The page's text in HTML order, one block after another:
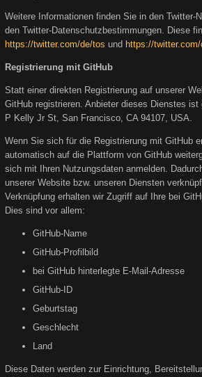
Weitere Informationen finden Sie in den Twitter-
den Twitter-Datenschutzbestimmungen. Diese
https://twitter.com/de/tos und https://
Registrierung mit GitHub
Statt einer direkten Registrierung auf unserer
GitHub registrieren. Anbieter dieses Dienstes
P Kelly Jr St, San Francisco, CA 94107, USA.
Wenn Sie sich für die Registrierung mit GitHub
automatisch auf die Plattform von GitHub
sich mit Ihren Nutzungsdaten anmelden.
unserer Website bzw. unseren Diensten
Verknüpfung erhalten wir Zugriff auf Ihre bei
Dies sind vor allem:
GitHub-Name
GitHub-Profilbild
bei GitHub hinterlegte E-Mail-Adresse
GitHub-ID
Geburtstag
Geschlecht
Land
Diese Daten werden zur Einrichtung,